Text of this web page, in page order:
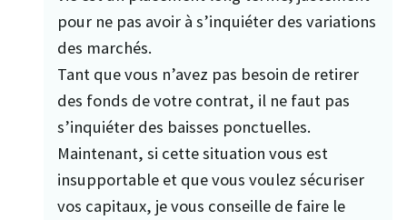
pour ne pas avoir à s’inquiéter des variations
des marchés.
Tant que vous n’avez pas besoin de retirer
des fonds de votre contrat, il ne faut pas
s’inquiéter des baisses ponctuelles.
Maintenant, si cette situation vous est
insupportable et que vous voulez sécuriser
vos capitaux, je vous conseille de faire le